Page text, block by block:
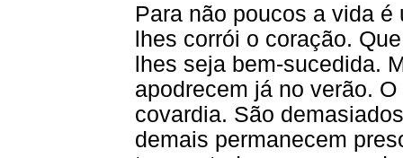
Para não poucos a vida
lhes corrói o coração.
lhes seja bem-sucedida.
apodrecem já no verão.
covardia. São
demais permanecem